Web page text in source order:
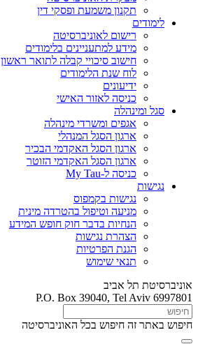
תקנון משמעת ופסקי דין
לימודים
רישום לאוניברסיטה
מידע למתעניינים בלימודים
חישוב סיכויי קבלה לתואר ראשון
לוח שנת הלימודים
ידיעונים
כניסה לאזור האישי
סגל ומינהלה
אגפים ומשרדי מינהלה
ארגון הסגל המנהלי
ארגון הסגל האקדמי הבכיר
ארגון הסגל האקדמי הזוטר
כניסה ל-My Tau
נגישות
נגישות בקמפוס
מניעה וטיפול בהטרדה מינית
הנחיות בדבר חוק חופש המידע
הצהרת נגישות
הגנת הפרטיות
תנאי שימוש
אוניברסיטת תל אביב
P.O. Box 39040, Tel Aviv 6997801
חיפוש באתר זה חיפוש בכל האוניברסיטה